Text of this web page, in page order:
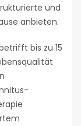
und
anbieten.
bis zu 15